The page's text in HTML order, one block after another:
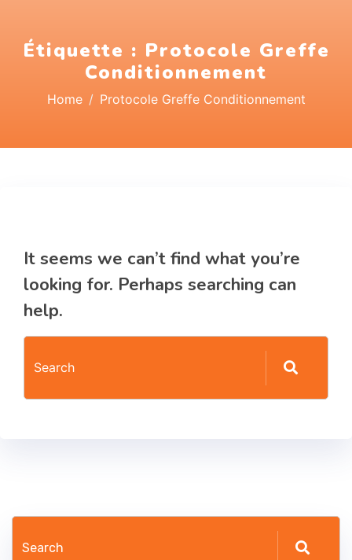
Étiquette : Protocole Greffe
Conditionnement
Home Protocole Greffe Conditionnement
It seems we can’t find what you’re
looking for. Perhaps searching can
help.